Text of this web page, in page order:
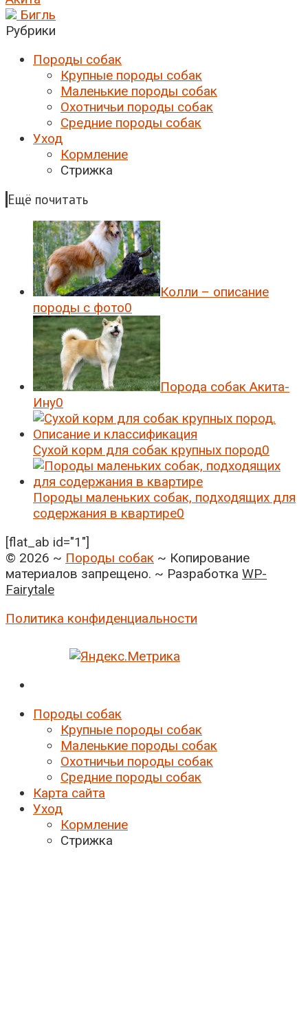
Бигль
Рубрики
Породы собак
Крупные породы собак
Маленькие породы собак
Охотничьи породы собак
Средние породы собак
Уход
Кормление
Стрижка
Ещё почитать
Колли – описание
породы c фото0
Порода собак Акита-
Ину0
Сухой корм для собак крупных пород0
Породы маленьких собак, подходящих для
содержания в квартире0
[flat_ab id="1"]
© 2026 ~ Породы собак ~ Копирование
материалов запрещено. ~ Разработка WP-
Fairytale
Политика конфиденциальности
Породы собак
Крупные породы собак
Маленькие породы собак
Охотничьи породы собак
Средние породы собак
Карта сайта
Уход
Кормление
Стрижка